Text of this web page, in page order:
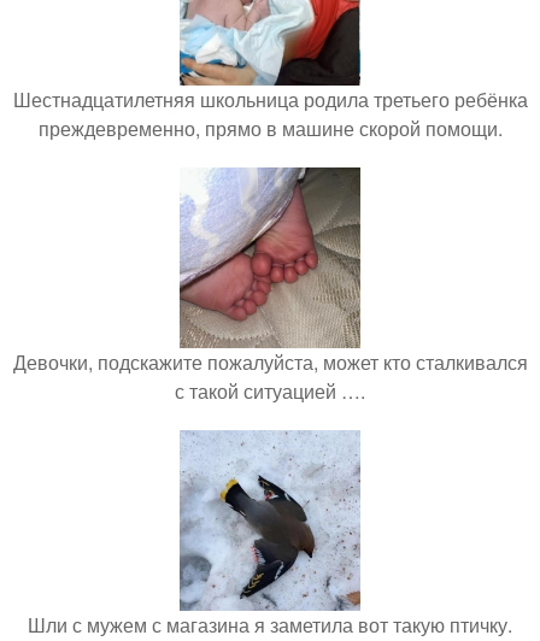
Шестнадцатилетняя школьница родила третьего ребёнка
преждевременно, прямо в машине скорой помощи.
Девочки, подскажите пожалуйста, может кто сталкивался
с такой ситуацией ….
Шли с мужем с магазина я заметила вот такую птичку.